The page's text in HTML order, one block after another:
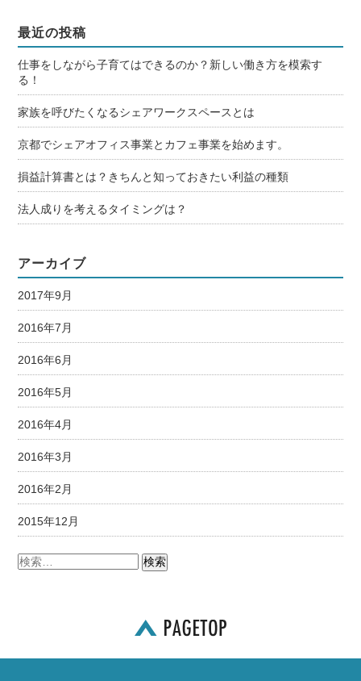
最近の投稿
仕事をしながら子育てはできるのか？新しい働き方を模索す
る！
家族を呼びたくなるシェアワークスペースとは
京都でシェアオフィス事業とカフェ事業を始めます。
損益計算書とは？きちんと知っておきたい利益の種類
法人成りを考えるタイミングは？
アーカイブ
2017年9月
2016年7月
2016年6月
2016年5月
2016年4月
2016年3月
2016年2月
2015年12月